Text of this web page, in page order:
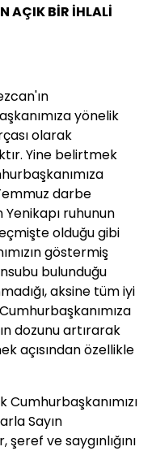
AÇIK BİR İHLALİ
yönelik
olarak
Yine belirtmek
darbe
ruhunun
olduğu gibi
göstermiş
bulunduğu
aksine tüm iyi
dozunu artırarak
açısından özellikle
Cumhurbaşkanımızı
Sayın
ve saygınlığını